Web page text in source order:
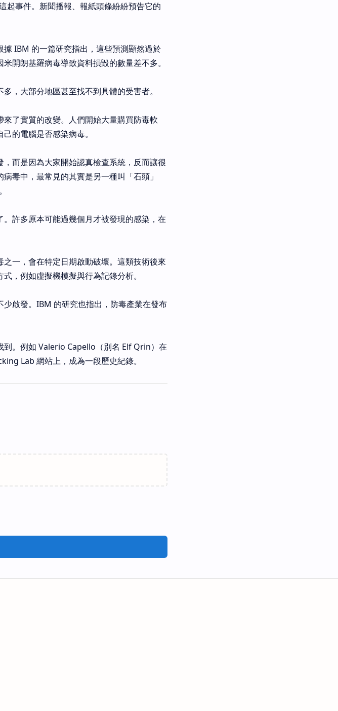
起事件。新聞播報、報紙頭條紛紛預告它的
IBM 的一篇研究指出，這些預測顯然過於
開朗基羅病毒導致資料損毀的數量差不多。
，大部分地區甚至找不到具體的受害者。
了實質的改變。人們開始大量購買防毒軟
的電腦是否感染病毒。
而是因為大家開始認真檢查系統，反而讓很
毒中，最常見的其實是另一種叫「石頭」
許多原本可能過幾個月才被發現的感染，在
一，會在特定日期啟動破壞。這類技術後來
，例如虛擬機模擬與行為記錄分析。
啟發。IBM 的研究也指出，防毒產業在發布
到。例如 Valerio Capello（別名 Elf Qrin）在
Lab 網站上，成為一段歷史紀錄。